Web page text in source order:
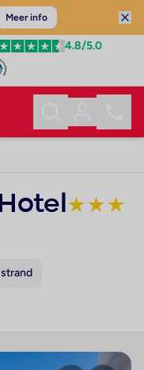
Meer info
4.8/5.0
★★★